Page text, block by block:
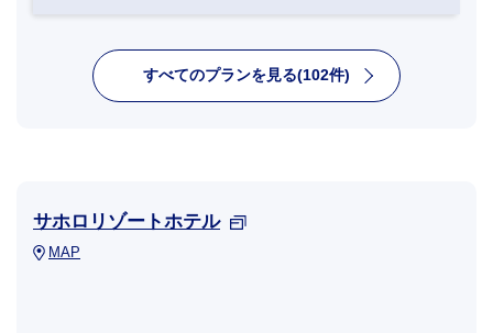
すべてのプランを見る(102件)
サホロリゾートホテル
MAP